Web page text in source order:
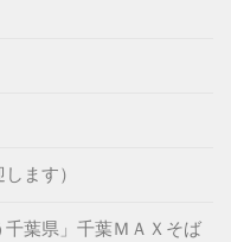
ます）
葉県」千葉ＭＡＸそば